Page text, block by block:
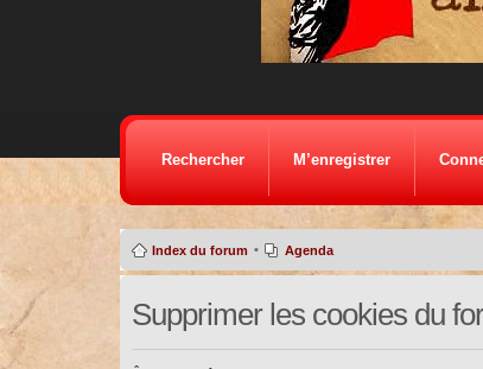
Rechercher M’enregistrer
Index du forum • Agenda
Supprimer les cookies du